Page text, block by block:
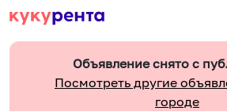
Объявление снято с
Посмотреть другие
городе